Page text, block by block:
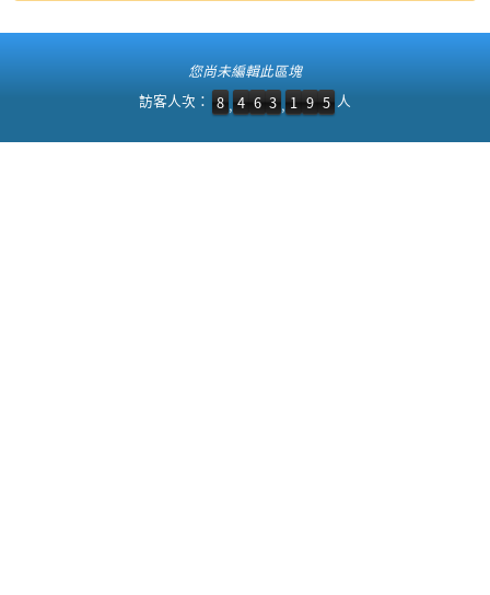
您尚未編輯此區塊
訪客人次：8,463,195 人
訪客人次： 8 , 4 6 3 , 1 9 5 人